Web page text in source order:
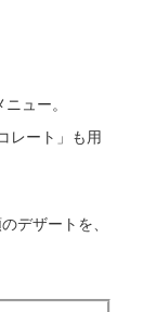
ュー。
レート」も用
デザートを、